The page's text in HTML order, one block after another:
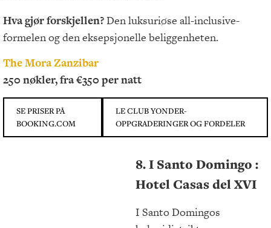
Hva gjør forskjellen?Den luksuriøse all-inclusive-
formelen og den eksepsjonelle beliggenheten.
The Mora Zanzibar
250 nøkler, fra €350 per natt
SE PRISER PÅ
BOOKING.COM
LE CLUB YONDER-
OPPGRADERINGER OG FORDELER
8.I Santo Domingo :
Hotel Casas del XVI
I Santo Domingos